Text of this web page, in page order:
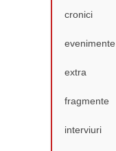
cronici
evenimente
extra
fragmente
interviuri